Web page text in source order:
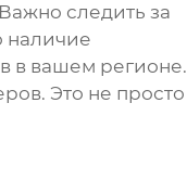
следить за
наличие
в вашем регионе.
. Это не просто